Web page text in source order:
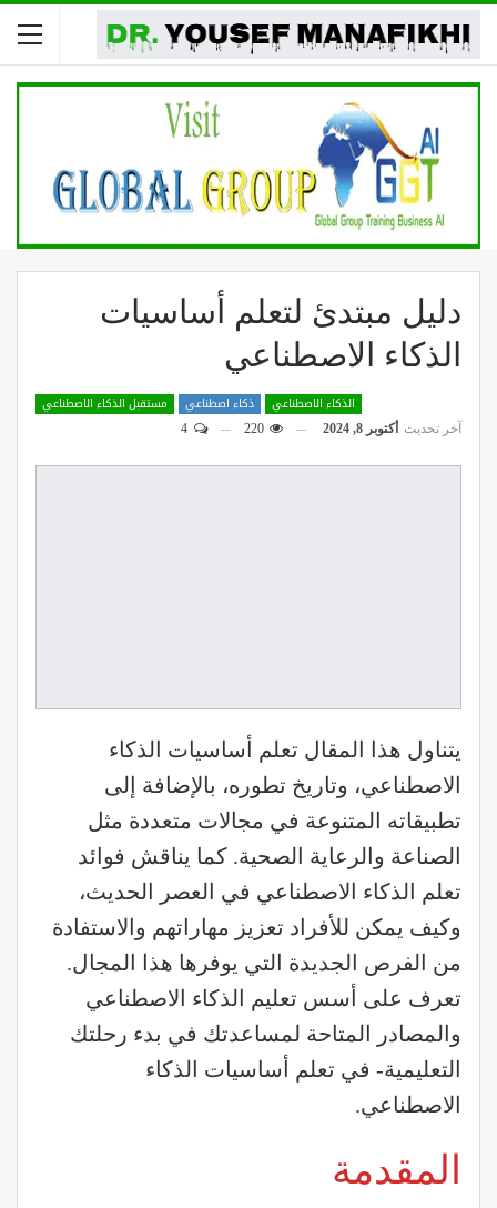
دليل مبتدئ لتعلم أساسيات
الذكاء الاصطناعي
الذكاء الاصطناعي ذكاء اصطناعي مستقبل الذكاء الاصطناعي
آخر تحديث أكتوبر 8, 2024
يتناول هذا المقال تعلم أساسيات الذكاء
الاصطناعي، وتاريخ تطوره، بالإضافة إلى
تطبيقاته المتنوعة في مجالات متعددة مثل
الصناعة والرعاية الصحية. كما يناقش فوائد
تعلم الذكاء الاصطناعي في العصر الحديث،
وكيف يمكن للأفراد تعزيز مهاراتهم والاستفادة
من الفرص الجديدة التي يوفرها هذا المجال.
تعرف على أسس تعليم الذكاء الاصطناعي
والمصادر المتاحة لمساعدتك في بدء رحلتك
التعليمية- في تعلم أساسيات الذكاء
الاصطناعي.
المقدمة